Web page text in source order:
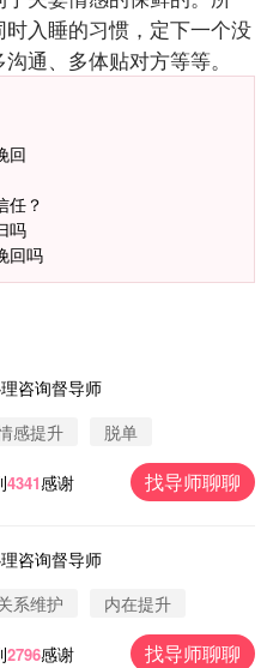
入睡的习惯，定下一个没
通、多体贴对方等等。
回
任？
吗
回吗
咨询督导师
感提升 脱单
4341感谢 找导师聊聊
咨询督导师
系维护 内在提升
2796感谢 找导师聊聊
过此页面咨询，已获得专属情感方
过此页面咨询，已获得专属情感方